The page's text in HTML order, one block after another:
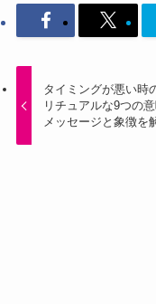
タイミングが悪い時
リチュアルな9つの意
メッセージと象徴を